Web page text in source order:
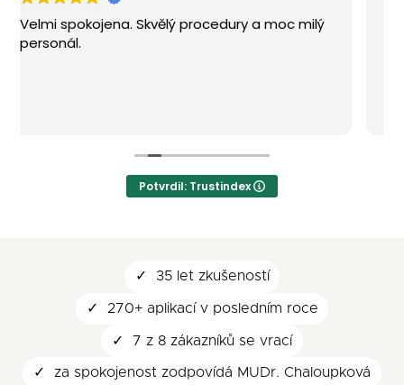
Přístup a procedury jsou v naprostém topu.
Určitě doporučuji navštívit.
Potvrdil: Trustindex
35 let zkušeností
270+ aplikací v posledním roce
7 z 8 zákazníků se vrací
za spokojenost zodpovídá MUDr. Chaloupková